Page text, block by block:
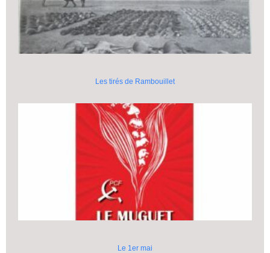
Les tirés de Rambouillet
Le 1er mai